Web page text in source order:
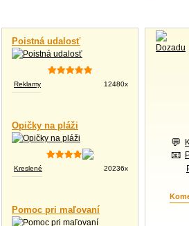
Poistná udalosť
Reklamy 12480x
Opičky na pláži
Kreslené 20236x
Pomoc pri maľovaní